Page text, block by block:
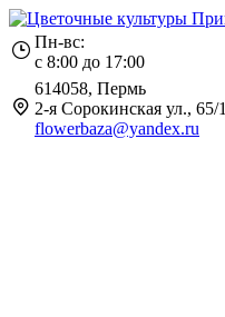
Пн-вс:
с 8:00 до 17:00
614058, Пермь
2-я Сорокинская ул., 65/1
flowerbaza@yandex.ru